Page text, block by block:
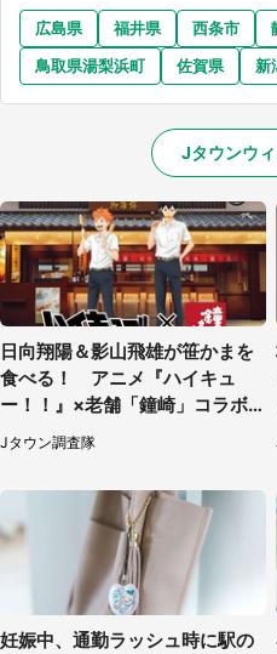
広島県 福井県 西条市
鳥取県湯梨浜町
佐賀県 新
Jタウンウ
日向翔陽＆影山飛雄が笹かまを
食べる！ アニメ『ハイキュ
ー！！』×老舗「鐘崎」コラボ
で限定グッズも【8／1～31】
Jタウン調査隊
妊娠中、通勤ラッシュ時に駅の